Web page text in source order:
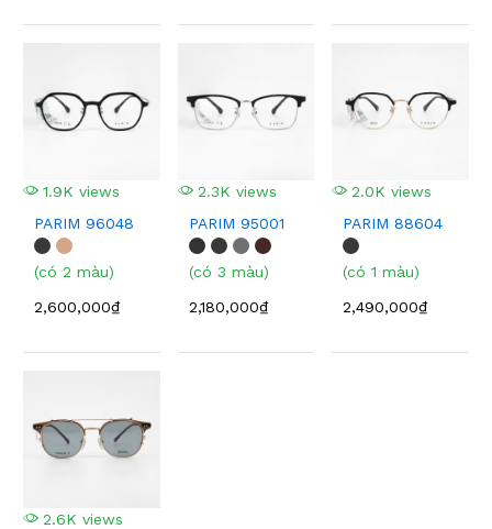
1.9K views
PARIM 96048
(có 2 màu)
2,600,000₫
2.3K views
PARIM 95001
(có 3 màu)
2,180,000₫
2.0K views
PARIM 88604
(có 1 màu)
2,490,000₫
2.6K views